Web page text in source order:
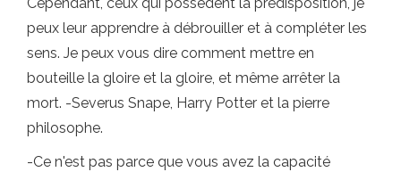
peux leur apprendre à débrouiller et à compléter les
sens. Je peux vous dire comment mettre en
bouteille la gloire et la gloire, et même arrêter la
mort. -Severus Snape, Harry Potter et la pierre
philosophe.
-Ce n'est pas parce que vous avez la capacité